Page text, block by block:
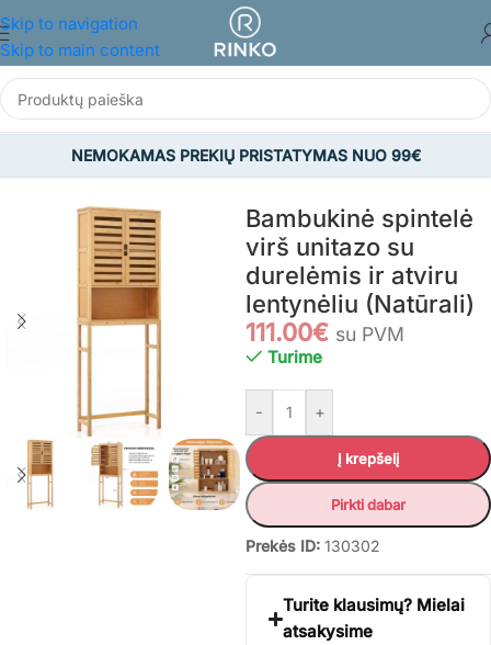
Skip to navigation
Skip to main content
NEMOKAMAS PREKIŲ PRISTATYMAS NUO 99€
BALDAI/Vonios kambario baldai/ Vonios spintelės ir lentynos
Bambukinė spintelė
virš unitazo su
durelėmis ir atviru
lentynėliu (Natūrali)
111.00€ su PVM
Turime
- +
Į krepšelį
Pirkti dabar
Prekės ID: 130302
Turite klausimų? Mielai
atsakysime